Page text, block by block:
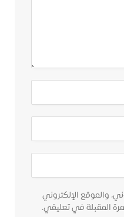
والموقع الإلكتروني
المقبلة في تعليقي.